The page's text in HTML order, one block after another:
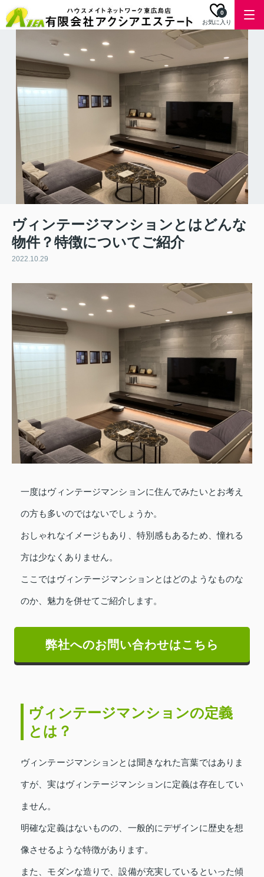
お気に入り
0
ヴィンテージマンションとはどんな
物件？特徴についてご紹介
2022.10.29
一度はヴィンテージマンションに住んでみたいとお考え
の方も多いのではないでしょうか。
おしゃれなイメージもあり、特別感もあるため、憧れる
方は少なくありません。
ここではヴィンテージマンションとはどのようなものな
のか、魅力を併せてご紹介します。
弊社へのお問い合わせはこちら
ヴィンテージマンションの定義
とは？
ヴィンテージマンションとは聞きなれた言葉ではありま
すが、実はヴィンテージマンションに定義は存在してい
ません。
明確な定義はないものの、一般的にデザインに歴史を想
像させるような特徴があります。
また、モダンな造りで、設備が充実しているといった傾